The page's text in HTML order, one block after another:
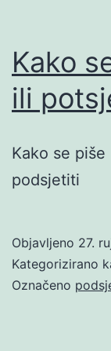
Kako
ili
Kako se
podsjetiti
Objavljeno 27.
Kategorizirano
Označeno